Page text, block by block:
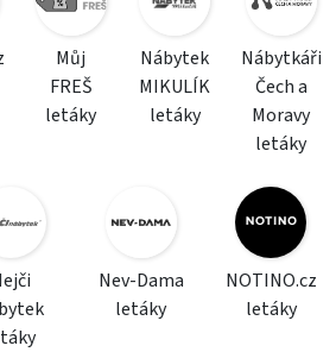
Můj
FREŠ
letáky
Nábytek
MIKULÍK
letáky
Nábytkáři
Čech a
Moravy
letáky
Nev-Dama
letáky
NOTINO.cz
letáky